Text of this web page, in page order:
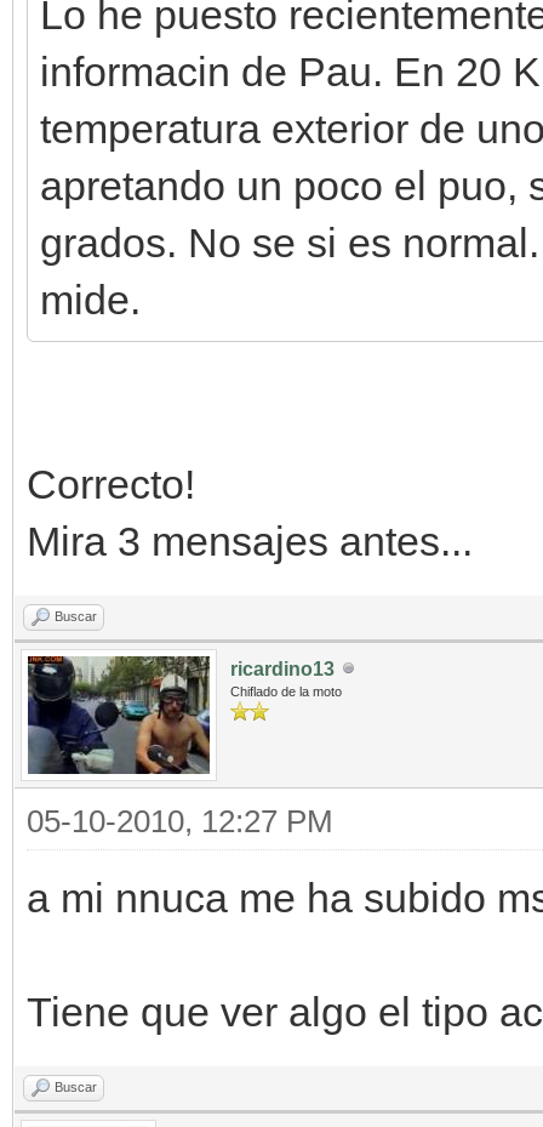
Lo he puesto
informacin de Pau. En 20
temperatura exterior de
apretando un poco el puo,
grados. No se si es
mide.
Correcto!
Mira 3 mensajes antes...
Buscar
ricardino13
Chiflado de la moto
05-10-2010, 12:27 PM
a mi nnuca me ha subido
Tiene que ver algo el tipo
Buscar